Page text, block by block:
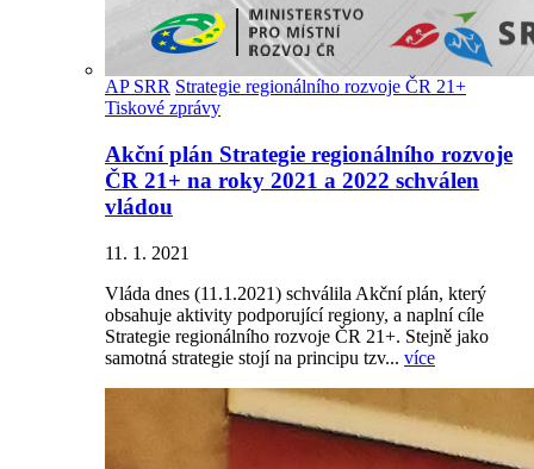
AP SRR Strategie regionálního rozvoje ČR 21+
Tiskové zprávy
Akční plán Strategie regionálního rozvoje
ČR 21+ na roky 2021 a 2022 schválen
vládou
11. 1. 2021
Vláda dnes (11.1.2021) schválila Akční plán, který
obsahuje aktivity podporující regiony, a naplní cíle
Strategie regionálního rozvoje ČR 21+. Stejně jako
samotná strategie stojí na principu tzv... více